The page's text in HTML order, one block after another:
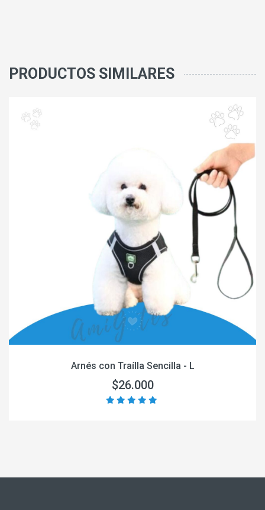
PRODUCTOS SIMILARES
Arnés con Traílla Sencilla - L
$26.000